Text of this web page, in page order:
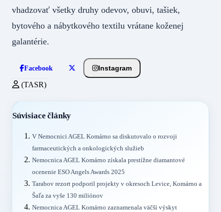
vhadzovať všetky druhy odevov, obuvi, tašiek,
bytového a nábytkového textilu vrátane koženej
galantérie.
Facebook Instagram
(TASR)
Súvisiace články
V Nemocnici AGEL Komárno sa diskutovalo o rozvoji
farmaceutických a onkologických služieb
Nemocnica AGEL Komárno získala prestížne diamantové
ocenenie ESO Angels Awards 2025
Tarabov rezort podporil projekty v okresoch Levice, Komárno a
Šaľa za vyše 130 miliónov
Nemocnica AGEL Komárno zaznamenala väčší výskyt